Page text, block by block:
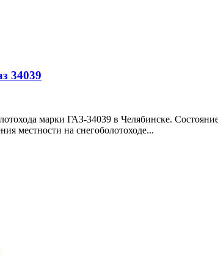
34039
марки ГАЗ-34039 в Челябинске.
местности на снегоболотоходе...